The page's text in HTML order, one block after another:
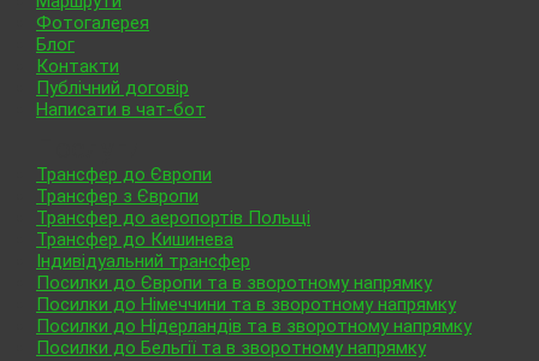
Фотогалерея
Блог
Контакти
Публічний договір
Написати в чат-бот
Трансфер до Європи
Трансфер з Європи
Трансфер до аеропортів Польщі
Трансфер до Кишинева
Індивідуальний трансфер
Посилки до Європи та в зворотному напрямку
Посилки до Німеччини та в зворотному напрямку
Посилки до Нідерландів та в зворотному напрямку
Посилки до Бельгії та в зворотному напрямку